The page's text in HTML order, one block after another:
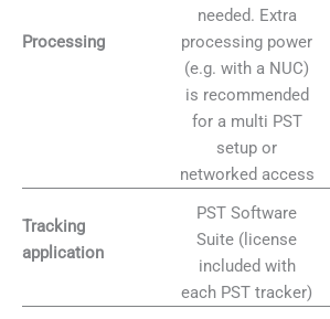
Processing
needed. Extra
processing power
(e.g. with a NUC)
is recommended
for a multi PST
setup or
networked access
Tracking
application
PST Software
Suite (license
included with
each PST tracker)